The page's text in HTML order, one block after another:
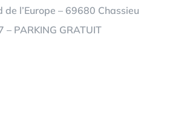
l’Europe – 69680 Chassieu
– PARKING GRATUIT